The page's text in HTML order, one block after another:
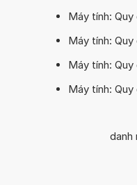
Máy tính:
Máy tính:
Máy tính:
Máy tính:
danh